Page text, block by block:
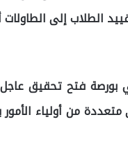
الطلاب إلى الطاولات
في بورصة فتح تحقيق
من أولياء